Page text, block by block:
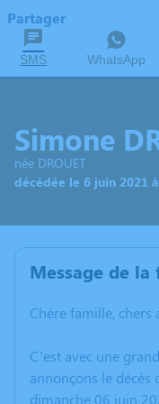
Partager
SMS WhatsApp
Simone
née DROUET
décédée le 6 juin 2021
Message de
Chère famille, chers
C’est avec une
annonçons le décès
dimanche 06 juin